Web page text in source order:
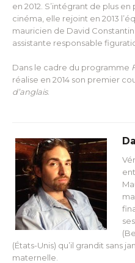
en 2012. S’intégrant de plus
cinéma, elle rejoint en 2013
mauricien de David Constantin
assistante responsable
Dans le cadre du programme
réalise en 2014 son premier
d’anglais.
(États-Unis) qu’il grandit sans
maternelle.